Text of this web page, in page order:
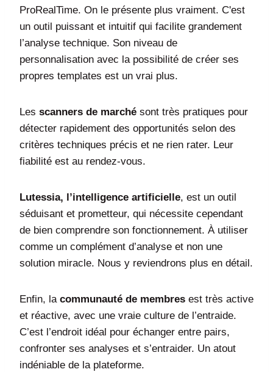
ProRealTime. On le présente plus vraiment. C'est
un outil puissant et intuitif qui facilite grandement
l’analyse technique. Son niveau de
personnalisation avec la possibilité de créer ses
propres templates est un vrai plus.
Les scanners de marché sont très pratiques pour
détecter rapidement des opportunités selon des
critères techniques précis et ne rien rater. Leur
fiabilité est au rendez-vous.
Lutessia, l’intelligence artificielle, est un outil
séduisant et prometteur, qui nécessite cependant
de bien comprendre son fonctionnement. À utiliser
comme un complément d’analyse et non une
solution miracle. Nous y reviendrons plus en détail.
Enfin, la communauté de membres est très active
et réactive, avec une vraie culture de l’entraide.
C’est l’endroit idéal pour échanger entre pairs,
confronter ses analyses et s’entraider. Un atout
indéniable de la plateforme.